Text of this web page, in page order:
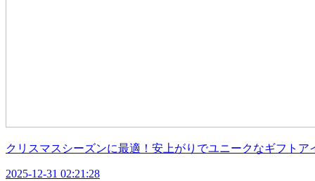
クリスマスシーズンに最適！安上がりでユニークなギフトア
2025-12-31 02:21:28